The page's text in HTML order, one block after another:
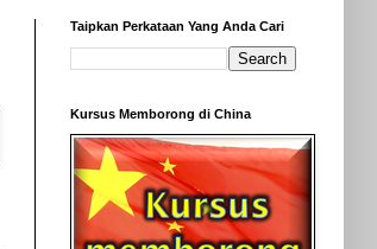
Taipkan Perkataan Yang Anda Cari
Kursus Memborong di China